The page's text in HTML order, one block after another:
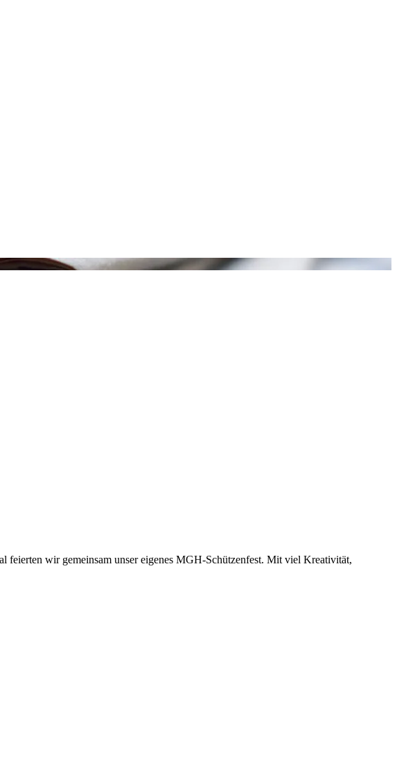
feierten wir gemeinsam unser eigenes MGH-Schützenfest. Mit viel Kreativität,